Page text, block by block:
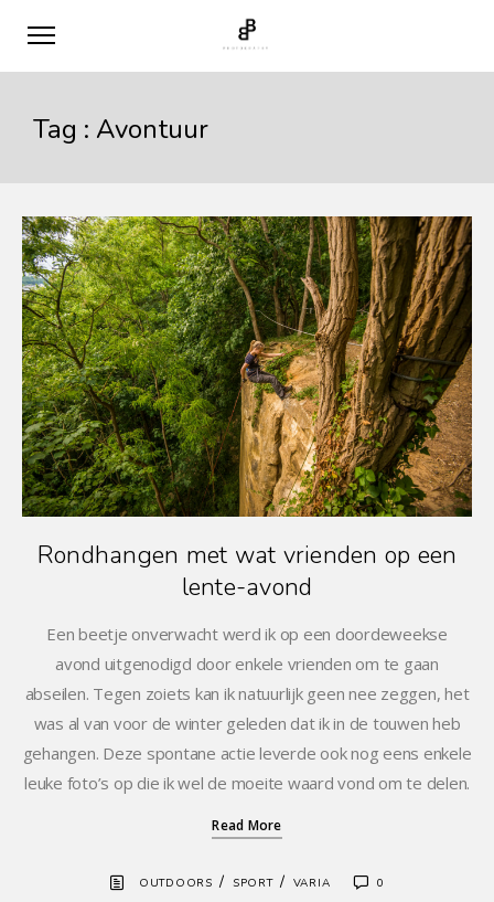
Tag : Avontuur
Rondhangen met wat vrienden op een
lente-avond
Een beetje onverwacht werd ik op een doordeweekse
avond uitgenodigd door enkele vrienden om te gaan
abseilen. Tegen zoiets kan ik natuurlijk geen nee zeggen, het
was al van voor de winter geleden dat ik in de touwen heb
gehangen. Deze spontane actie leverde ook nog eens enkele
leuke foto’s op die ik wel de moeite waard vond om te delen.
Read More
OUTDOORS / SPORT/ VARIA 0